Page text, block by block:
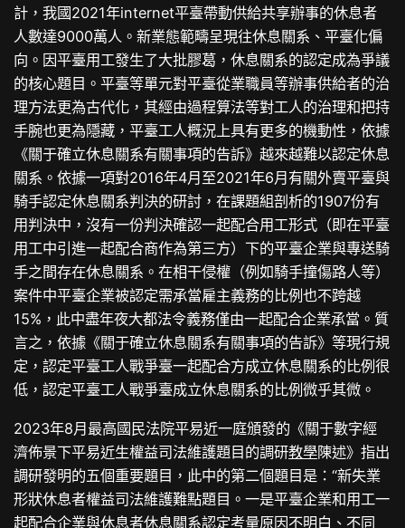
計，我國2021年internet平臺帶動供給共享辦事的休息者
人數達9000萬人。新業態範疇呈現往休息關系、平臺化偏
向。因平臺用工發生了大批膠葛，休息關系的認定成為爭議
的核心題目。平臺等單元對平臺從業職員等辦事供給者的治
理方法更為古代化，其經由過程算法等對工人的治理和把持
手腕也更為隱藏，平臺工人概況上具有更多的機動性，依據
《關于確立休息關系有關事項的告訴》越來越難以認定休息
關系。依據一項對2016年4月至2021年6月有關外賣平臺與
騎手認定休息關系判決的研討，在課題組剖析的1907份有
用判決中，沒有一份判決確認一起配合用工形式（即在平臺
用工中引進一起配合商作為第三方）下的平臺企業與專送騎
手之間存在休息關系。在相干侵權（例如騎手撞傷路人等）
案件中平臺企業被認定需承當雇主義務的比例也不跨越
15%，此中盡年夜大都法令義務僅由一起配合企業承當。質
言之，依據《關于確立休息關系有關事項的告訴》等現行規
定，認定平臺工人戰爭臺一起配合方成立休息關系的比例很
低，認定平臺工人戰爭臺成立休息關系的比例微乎其微。
2023年8月最高國民法院平易近一庭頒發的《關于數字經
濟佈景下平易近生權益司法維護題目的調研教學陳述》指出
調研發明的五個重要題目，此中的第二個題目是：“新失業
形狀休息者權益司法維護難點題目。一是平臺企業和用工一
起配合企業與休息者休息關系認定考量原因不明白、不同